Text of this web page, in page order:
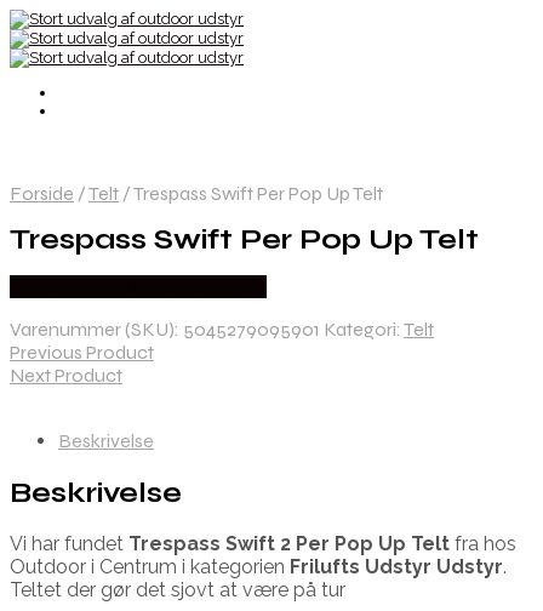
Forside /Telt /Trespass Swift Per Pop Up Telt
Trespass Swift Per Pop Up Telt
Varenummer (SKU): 5045279095901 Kategori: Telt
Previous Product
Next Product
Beskrivelse
Beskrivelse
Vi har fundet Trespass Swift 2 Per Pop Up Telt fra hos
Outdoor i Centrum i kategorien Frilufts Udstyr Udstyr.
Teltet der gør det sjovt at være på tur